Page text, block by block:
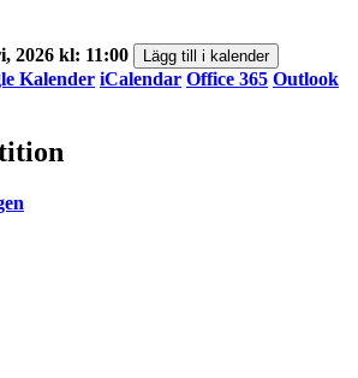
2026 kl: 11:00 Lägg till i kalender
Kalender iCalendar Office 365 Outlook